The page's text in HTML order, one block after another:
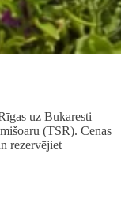
uz Bukaresti
(TSR). Cenas
rezervējiet